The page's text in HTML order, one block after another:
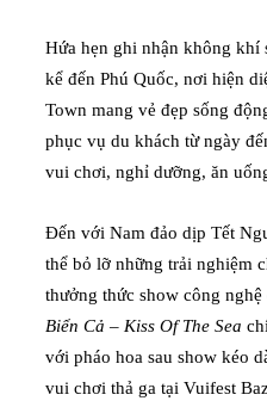
Hứa hẹn ghi nhận không khí
kể đến Phú Quốc, nơi hiện
Town mang vẻ đẹp sống
phục vụ du khách từ ngày
vui chơi, nghỉ dưỡng, ăn
Đến với Nam đảo dịp Tết
thể bỏ lỡ những trải nghiệm
thưởng thức show công nghệ
Biển Cả – Kiss Of The Sea
với pháo hoa sau show kéo
vui chơi thả ga tại Vuifest